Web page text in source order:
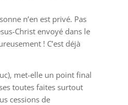
n’en est privé. Pas
Christ envoyé dans le
! C’est déjà
met-elle un point final
toutes faites surtout
cessions de